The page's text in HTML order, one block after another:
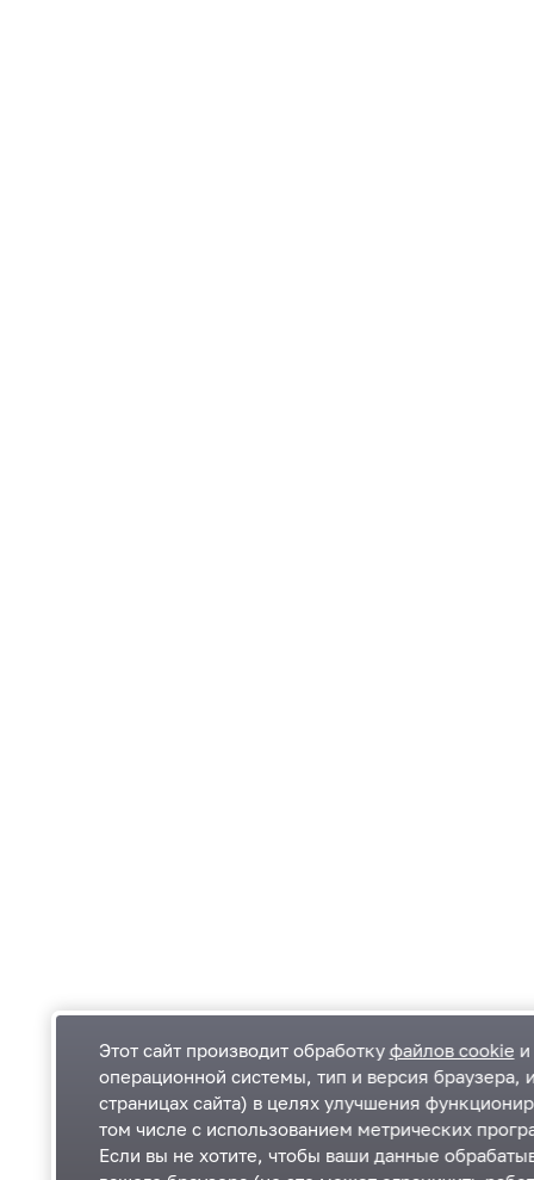
Одинцовский городской округ Московской
области
143000, Московская область, г. Одинцово,
Этот сайт производит обработку файлов cookie
операционной системы, тип и версия браузера,
страницах сайта) в целях улучшения
том числе с использованием метрических
Если вы не хотите, чтобы ваши данные